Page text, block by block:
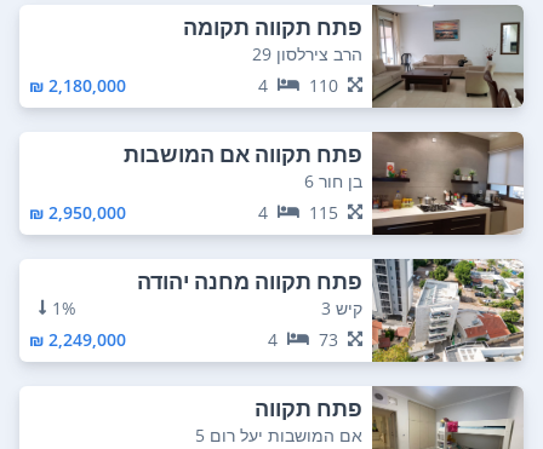
פתח תקווה תקומה
הרב צירלסון 29
110
4
2,180,000 ₪
פתח תקווה אם המושבות
בן חור 6
115
4
2,950,000 ₪
פתח תקווה מחנה יהודה
קיש 3
1%
73
4
2,249,000 ₪
פתח תקווה
אם המושבות יעל רום 5